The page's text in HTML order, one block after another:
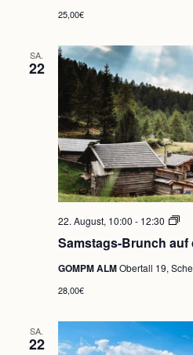
25,00€
SA.
22
Samstags-Brunch auf
22. August, 10:00 - 12:30
auf
GOMPM ALMObertall 19,
28,00€
SA.
22